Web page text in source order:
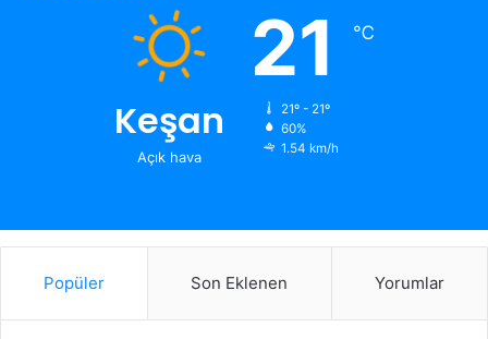
Keşan
Açık hava
21 ℃
21º - 21º
60%
1.54 km/h
Popüler Son Eklenen Yorumlar